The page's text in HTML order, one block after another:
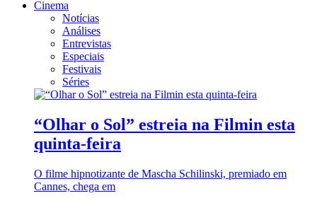
Cinema
Notícias
Análises
Entrevistas
Especiais
Festivais
Séries
“Olhar o Sol” estreia na Filmin esta
quinta-feira
O filme hipnotizante de Mascha Schilinski, premiado em
Cannes, chega em